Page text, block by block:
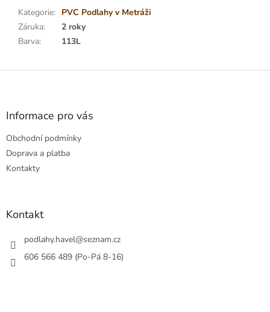
Kategorie: PVC Podlahy v Metráži
Záruka:
2 roky
Barva: 113L
Z
Informace pro vás
Obchodní podmínky
Doprava a platba
Kontakty
Kontakt
podlahy.havel@seznam.cz
606 566 489 (Po-Pá 8-16)